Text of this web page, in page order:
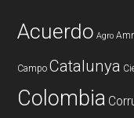
Acuerdo Agro
Campo Catalunya
Colombia